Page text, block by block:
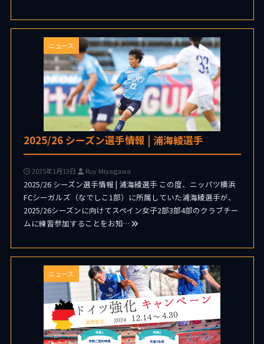
ニュース
2025/26 シーズン選手情報 | 浦海綾選手
2025年1月13日 Ruy Miyagawa
2025/26 シーズン選手情報 | 浦海綾選手 この度、ニッパツ横浜
FCシーガルズ（なでしこ1部）に所属していた浦海綾選手が、
2025/26シーズンに向けてスペイン女子2部3部4部のクラブチー
ムに練習参加することをお知…
ニュース